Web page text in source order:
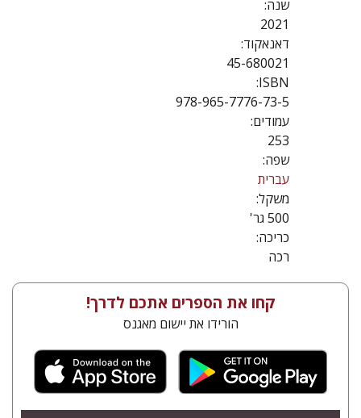
שנה:
2021
דאנאקוד:
45-680021
ISBN:
978-965-7776-73-5
עמודים:
253
שפה:
עברית
משקל:
500 גר'
כריכה:
רכה
קחו את הספרים אתכם לדרך!
הורידו את יישום מאגנס